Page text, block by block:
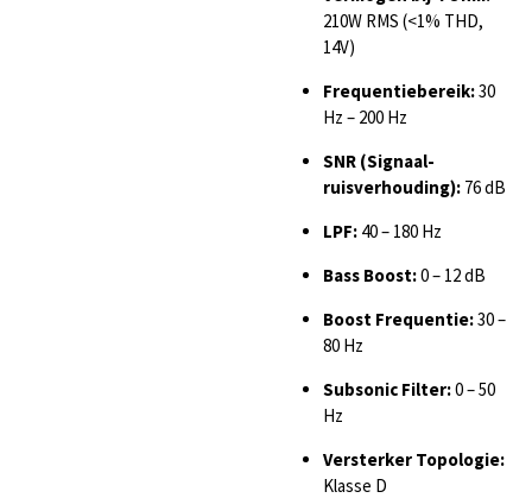
210W RMS (<1% THD,
14V)
Frequentiebereik:30
Hz – 200 Hz
SNR (Signaal-
ruisverhouding):76 dB
LPF:40 – 180 Hz
Bass Boost:0 – 12 dB
Boost Frequentie:30 –
80 Hz
Subsonic Filter:0 – 50
Hz
Versterker Topologie:
Klasse D